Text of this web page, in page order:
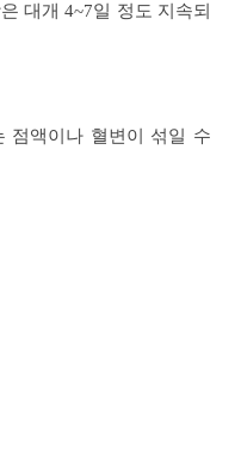
대개 4~7일 정도 지속되
점액이나 혈변이 섞일 수